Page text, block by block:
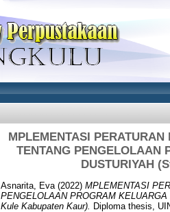
MPLEMENTASI
TENTANG PENGELOLAAN
DUSTURIYAH
Asnarita, Eva (2022) MPLEMENTASI
PENGELOLAAN PROGRAM
Kule Kabupaten Kaur).
Diploma thesis,